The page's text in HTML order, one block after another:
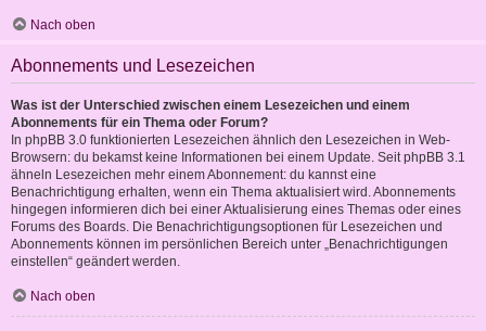
Nach oben
Abonnements und Lesezeichen
Was ist der Unterschied zwischen einem Lesezeichen und einem
Abonnements für ein Thema oder Forum?
In phpBB 3.0 funktionierten Lesezeichen ähnlich den Lesezeichen in Web-
Browsern: du bekamst keine Informationen bei einem Update. Seit phpBB 3.1
ähneln Lesezeichen mehr einem Abonnement: du kannst eine
Benachrichtigung erhalten, wenn ein Thema aktualisiert wird. Abonnements
hingegen informieren dich bei einer Aktualisierung eines Themas oder eines
Forums des Boards. Die Benachrichtigungsoptionen für Lesezeichen und
Abonnements können im persönlichen Bereich unter „Benachrichtigungen
einstellen“ geändert werden.
Nach oben